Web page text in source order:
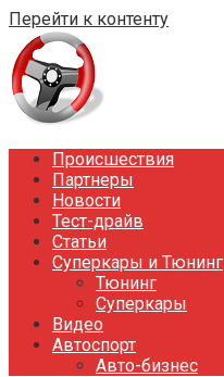
Перейти к контенту
Происшествия
Партнеры
Новости
Тест-драйв
Статьи
Суперкары и Тюнинг
Тюнинг
Суперкары
Видео
Автоспорт
Авто-бизнес